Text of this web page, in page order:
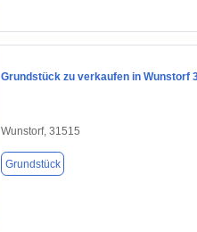
Grundstück zu verkaufen in Wunstorf
Wunstorf, 31515
Grundstück